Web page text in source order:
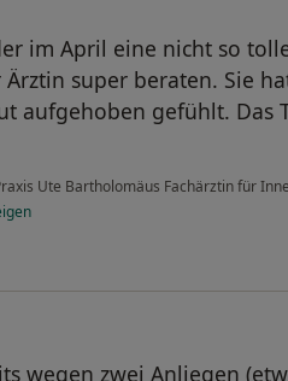
im April eine nicht so
super beraten. Sie
aufgehoben gefühlt. Das
Ute Bartholomäus Fachärztin für
wegen zwei Anliegen